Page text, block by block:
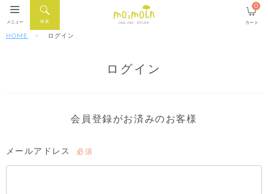
ONLINE STORE
検索
メニュー カート
0
HOME ログイン
ログイン
会員登録がお済みのお客様
メールアドレス
須)